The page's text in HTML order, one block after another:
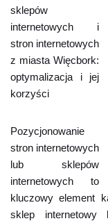
sklepów
internetowych i
stron internetowych
z miasta Więcbork:
optymalizacja i jej
korzyści
Pozycjonowanie
stron internetowych
lub sklepów
internetowych to
kluczowy element
sklep internetowy